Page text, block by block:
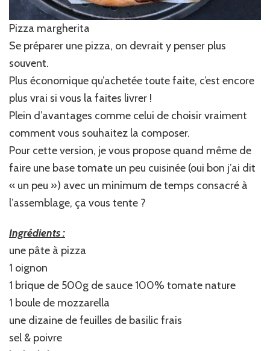
Pizza margherita
Se préparer une pizza, on devrait y penser plus
souvent.
Plus économique qu’achetée toute faite, c’est encore
plus vrai si vous la faites livrer !
Plein d’avantages comme celui de choisir vraiment
comment vous souhaitez la composer.
Pour cette version, je vous propose quand même de
faire une base tomate un peu cuisinée (oui bon j’ai dit
« un peu ») avec un minimum de temps consacré à
l’assemblage, ça vous tente ?
Ingrédients :
une pâte à pizza
1 oignon
1 brique de 500g de sauce 100% tomate nature
1 boule de mozzarella
une dizaine de feuilles de basilic frais
sel & poivre